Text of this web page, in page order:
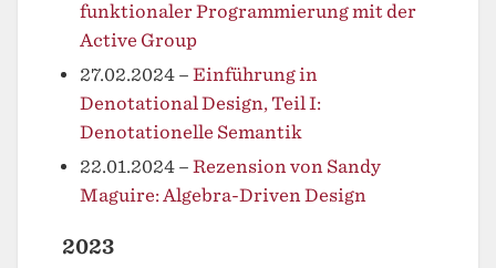
funktionaler Programmierung mit der
Active Group
27.02.2024 – Einführung in
Denotational Design, Teil I:
Denotationelle Semantik
22.01.2024 – Rezension von Sandy
Maguire: Algebra-Driven Design
2023